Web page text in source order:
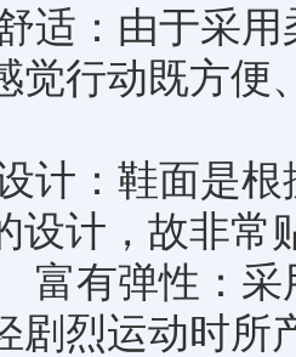
：由于采用
觉行动既方便
：鞋面是根
设计，故非常
富有弹性：
剧烈运动时所